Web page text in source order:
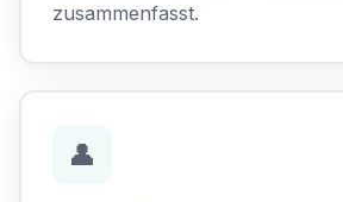
zusammenfasst.
👤